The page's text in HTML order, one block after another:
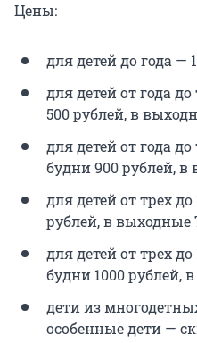
Цены:
для детей до года —
для детей от года
500 рублей, в
для детей от года
будни 900 рублей, в
для детей от трех
рублей, в выходные
для детей от трех
будни 1000 рублей,
дети из
особенные дети —